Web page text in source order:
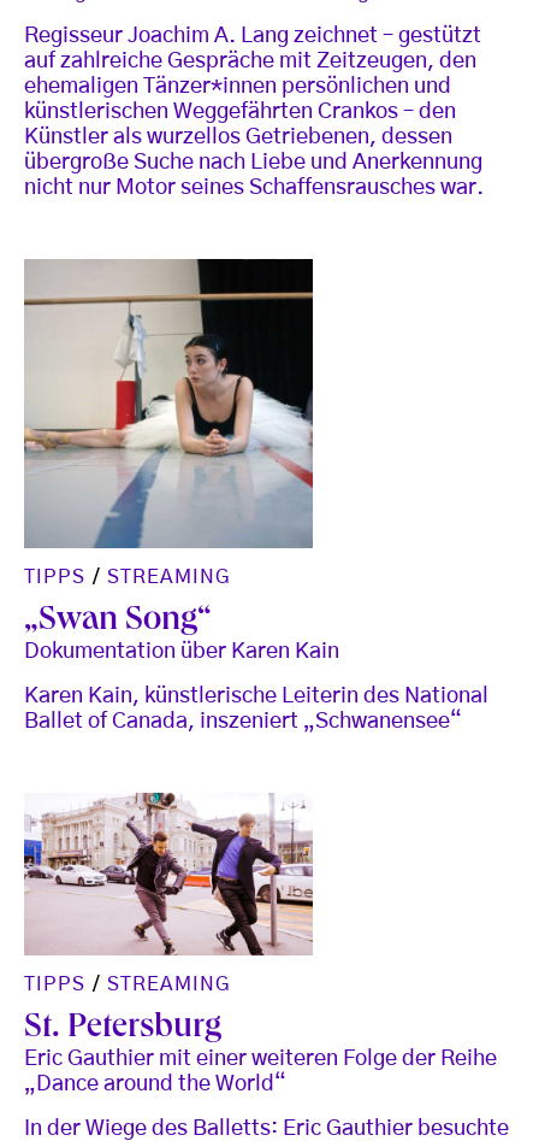
Regisseur Joachim A. Lang zeichnet – gestützt
auf zahlreiche Gespräche mit Zeitzeugen, den
ehemaligen Tänzer*innen persönlichen und
künstlerischen Weggefährten Crankos – den
Künstler als wurzellos Getriebenen, dessen
übergroße Suche nach Liebe und Anerkennung
nicht nur Motor seines Schaffensrausches war.
TIPPS / STREAMING
„Swan Song“
Dokumentation über Karen Kain
Karen Kain, künstlerische Leiterin des National
Ballet of Canada, inszeniert „Schwanensee“
TIPPS / STREAMING
St. Petersburg
Eric Gauthier mit einer weiteren Folge der Reihe
„Dance around the World“
In der Wiege des Balletts: Eric Gauthier besuchte